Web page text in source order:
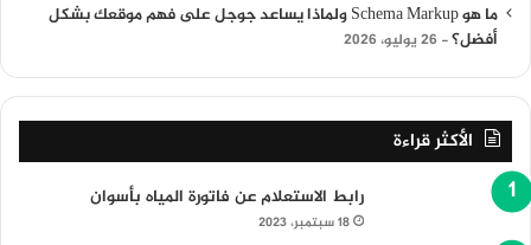
ما هو Schema Markup ولماذا يساعد جوجل على فهم موقعك بشكل
أفضل؟
26 يوليو، 2026
الأكثر قراءة
رابط الاستعلام عن فاتورة المياه بأسوان
18 سبتمبر، 2023